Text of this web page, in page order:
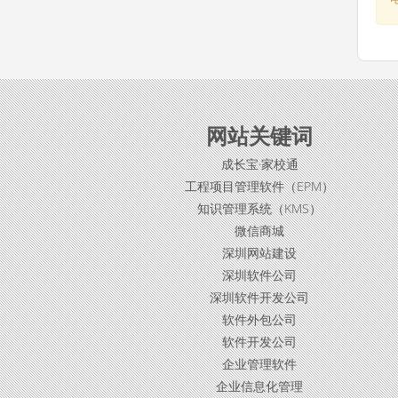
网站关键词
成长宝·家校通
工程项目管理软件（EPM）
知识管理系统（KMS）
微信商城
深圳网站建设
深圳软件公司
深圳软件开发公司
软件外包公司
软件开发公司
企业管理软件
企业信息化管理